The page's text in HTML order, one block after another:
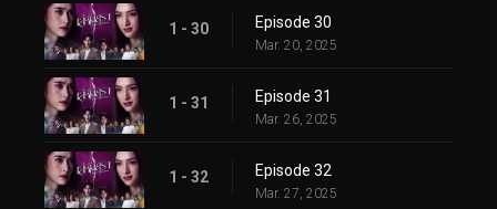
1 - 30 Episode 30
Mar. 20, 2025
1 - 31 Episode 31
Mar. 26, 2025
1 - 32 Episode 32
Mar. 27, 2025